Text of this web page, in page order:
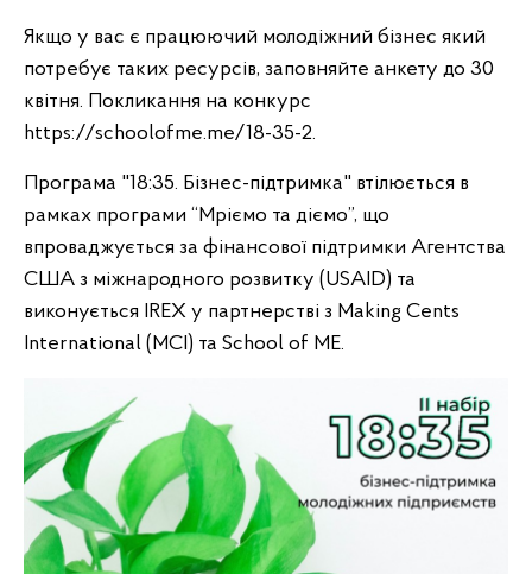
Якщо у вас є працюючий молодіжний бізнес який
потребує таких ресурсів, заповняйте анкету до 30
квітня. Покликання на конкурс
https://schoolofme.me/18-35-2.
Програма "18:35. Бізнес-підтримка" втілюється в
рамках програми “Мріємо та діємо”, що
впроваджується за фінансової підтримки Агентства
США з міжнародного розвитку (USAID) та
виконується IREX у партнерстві з Making Cents
International (MCI) та School of ME.